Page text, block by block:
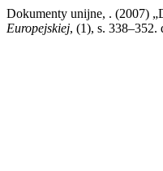
Dokumenty unijne, . (2007)
Europejskiej, (1), s. 338–352.